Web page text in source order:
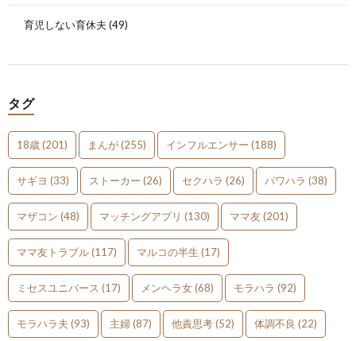
育児しない育休夫 (49)
タグ
18歳(201) まんが(255) インフルエンサー (188)
サギヨ (33) ストーカー (26) セクハラ (26) パワハラ (38)
マザコン (48) マッチングアプリ (130) ママ友(201)
ママ友トラブル(117) マルコの半生 (17)
ミセスユニバース (17) メンヘラ女(68) モラハラ (92)
モラハラ夫 (93) 主婦(87) 他責思考(52) 体調不良 (22)